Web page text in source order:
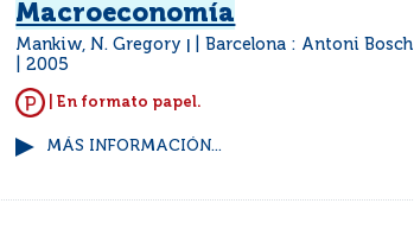
Macroeconomía
Mankiw, N. Gregory Barcelona : Antoni Bosch
2005
| En formato papel.
MÁS INFORMACIÓN...